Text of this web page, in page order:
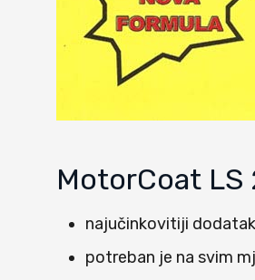
MotorCoat LS
najučinkovitiji
potreban je na svim